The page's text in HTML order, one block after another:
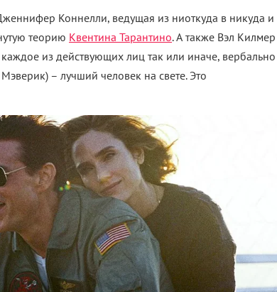
Коннелли, ведущая из ниоткуда в никуда и
теорию Квентина Тарантино. А также Вэл Килмер
из действующих лиц так или иначе, вербально
– лучший человек на свете. Это